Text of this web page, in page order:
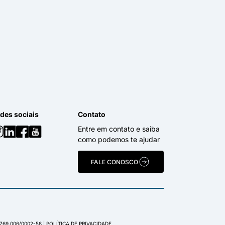
sociais
Contato
Entre em contato e saiba
como podemos te ajudar
FALE CONOSCO
0002-58 | POLÍTICA DE PRIVACIDADE